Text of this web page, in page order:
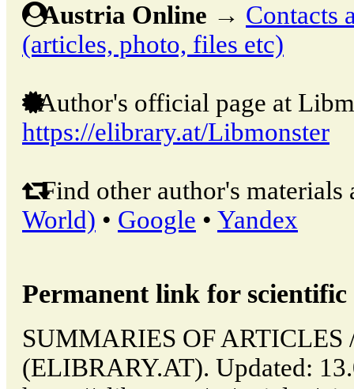
Austria Online → Contacts
(articles, photo, files etc)
Author's official page at
https://elibrary.at/Libmonster
Find other author's materials
World) • Google • Yandex
Permanent link for
SUMMARIES OF ARTICLES
(ELIBRARY.AT). Updated: